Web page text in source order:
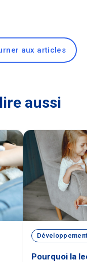
aux articles
aussi
Pourquoi la